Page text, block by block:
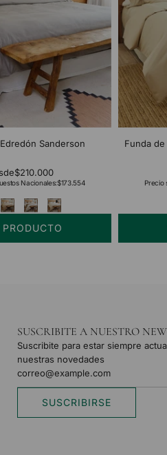
Sanderson
$210.000
Nacionales:$173.554
PRODUCTO
Funda
Precio
SUSCRIBITE A NUESTRO
Suscribite para estar siempre
nuestras novedades
SUSCRIBIRSE